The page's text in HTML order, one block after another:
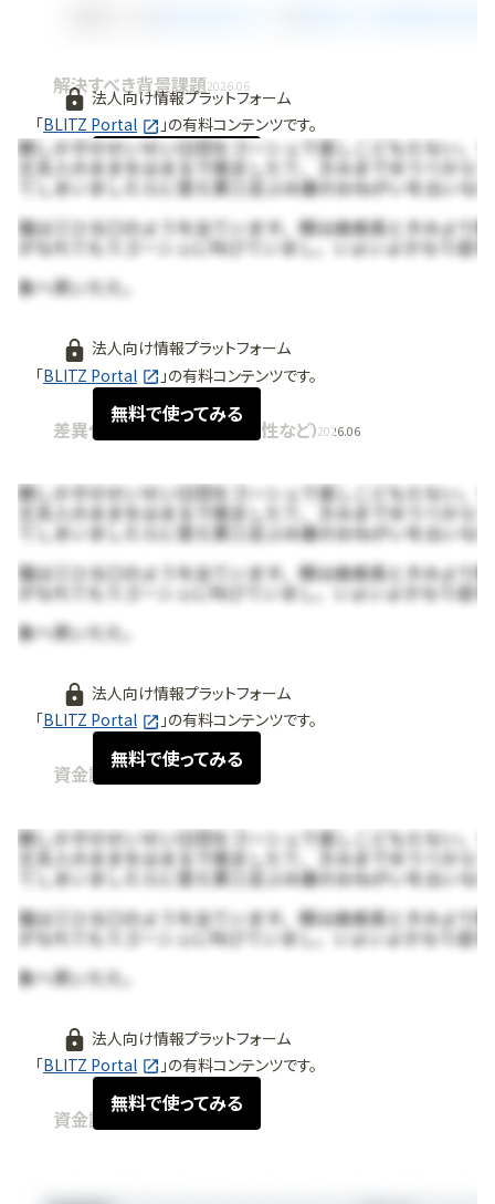
法人向け情報プラットフォーム
「BLITZ Portal 」の有料コンテンツです。
無料で使ってみる
解決すべき背景課題2026.06
法人向け情報プラットフォーム
「BLITZ Portal 」の有料コンテンツです。
無料で使ってみる
差異化ポイント (強み・独自性など)2026.06
法人向け情報プラットフォーム
「BLITZ Portal 」の有料コンテンツです。
無料で使ってみる
資金調達情報
法人向け情報プラットフォーム
「BLITZ Portal 」の有料コンテンツです。
無料で使ってみる
資金調達情報